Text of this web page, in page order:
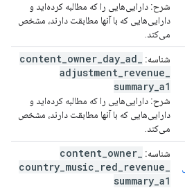
شرح: دارایی‌هایی را که مطالبه کرده‌اید و
دارایی‌هایی که با آنها مطابقت دارند، مشخص
می‌کند.
شناسه: content owner day ad
adjustment revenue
summary a1
شرح: دارایی‌هایی را که مطالبه کرده‌اید و
دارایی‌هایی که با آنها مطابقت دارند، مشخص
می‌کند.
شناسه: content owner
country music red revenue
summary a1